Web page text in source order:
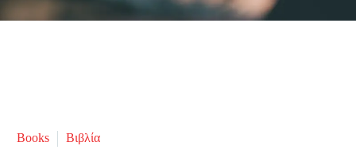
Books Βιβλία